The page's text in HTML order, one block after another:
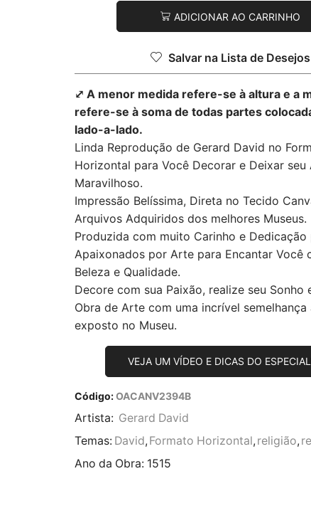
ADICIONAR AO CARRINHO
Salvar na Lista de Desejos
⤢ A menor medida refere-se à altura e a
refere-se à soma de todas partes
lado-a-lado.
Linda Reprodução de Gerard David no
Horizontal para Você Decorar e Deixar seu
Maravilhoso.
Impressão Belíssima, Direta no Tecido
Arquivos Adquiridos dos melhores Museus.
Produzida com muito Carinho e Dedicação
Apaixonados por Arte para Encantar Você
Beleza e Qualidade.
Decore com sua Paixão, realize seu Sonho
Obra de Arte com uma incrível semelhança
exposto no Museu.
VEJA UM VÍDEO E DICAS DO
Código:OACANV2394B
Artista: Gerard David
Temas: David, Formato Horizontal, religião,
Ano da Obra: 1515